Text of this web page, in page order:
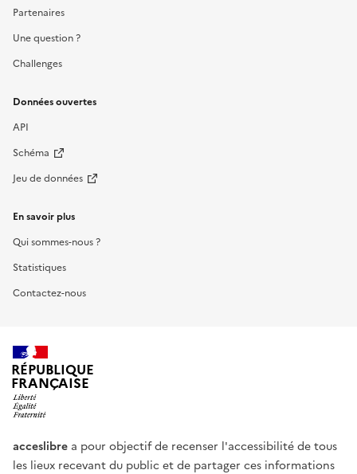
Partenaires
Une question ?
Challenges
Données ouvertes
API
Schéma
Jeu de données
En savoir plus
Qui sommes-nous ?
Statistiques
Contactez-nous
RÉPUBLIQUE
FRANÇAISE
acceslibre a pour objectif de recenser l'accessibilité de tous
les lieux recevant du public et de partager ces informations